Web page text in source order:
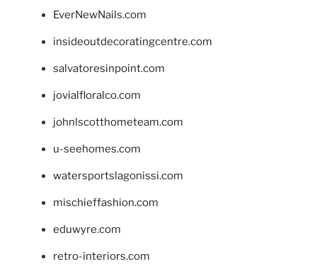
EverNewNails.com
insideoutdecoratingcentre.com
salvatoresinpoint.com
jovialfloralco.com
johnlscotthometeam.com
u-seehomes.com
watersportslagonissi.com
mischieffashion.com
eduwyre.com
retro-interiors.com